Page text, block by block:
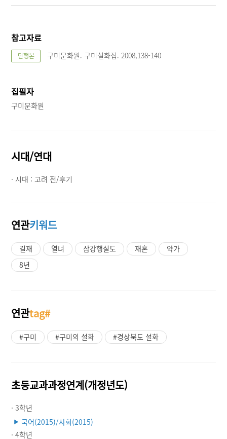
참고자료
단행본 구미문화원. 구미설화집. 2008,138-140
집필자
구미문화원
시대/연대
· 시대 :고려 전/후기
연관키워드
길재 열녀 삼강행실도 재혼
약가
8년
연관tag#
#구미 #구미의 설화 #경상북도 설화
초등교과과정연계(개정년도)
· 3학년
▶ 국어(2015)/사회(2015)
· 4학년